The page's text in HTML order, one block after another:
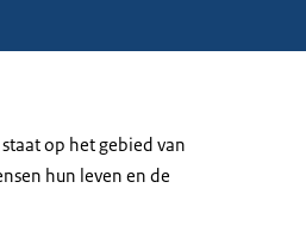
op het gebied van
hun leven en de